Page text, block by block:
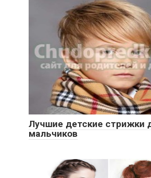
Лучшие детские стрижки
мальчиков